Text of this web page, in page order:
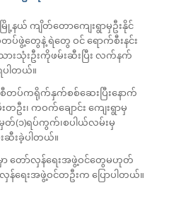
မြို့နယ် ကျိတ်တောကျေးရွာမှဦးနိုင်
ဖွဲ့တွေနဲ့ ရဲတွေ ဝင် ရောက်စီးနင်း
သားသုံးဦးကိုဖမ်းဆီးပြီး လက်နက်
ါတယ်။
တပ်ကရိုက်နှက်စစ်ဆေးပြီးနောက်
ဦး၊ ကဝက်ချောင်း ကျေးရွာမှ
မှတ်(၁)ရပ်ကွက်၊စပါယ်လမ်းမှ
ဆီးခဲ့ပါတယ်။
ာ တော်လှန်ရေးအဖွဲ့ဝင်တွေမဟုတ်
န်ရေးအဖွဲ့ဝင်တဦးက ပြောပါတယ်။